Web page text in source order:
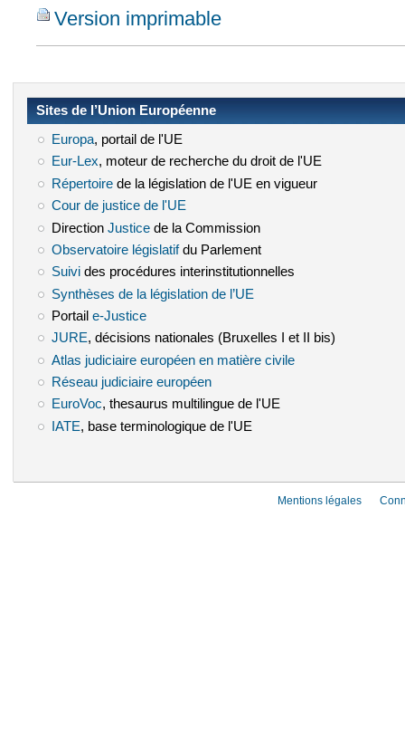
Version imprimable
Sites de l’Union Européenne
Europa(le lien est externe)
, portail de l'UE
Eur-Lex(le lien est externe)
, moteur de recherche du droit de l'UE
Répertoire(le lien est externe)
de la législation de l'UE en vigueur
Cour de justice de l'UE
Direction Justice(le lien est externe)
de la Commission
Observatoire législatif(le lien est externe)
du Parlement
Suivi(le lien est externe)
des procédures interinstitutionnelles
Synthèses de la législation de l’UE
Portail e-Justice(le lien est externe)
JURE(le lien est externe)
, décisions nationales (Bruxelles I et II bis)
Atlas judiciaire européen en matière civile(le lien est externe)
Réseau judiciaire européen(le lien est externe)
EuroVoc(le lien est externe)
, thesaurus multilingue de l'UE
IATE (le lien est externe)
, base terminologique de l'UE
Mentions légales